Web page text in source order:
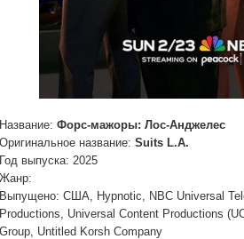
Название: Форс-мажоры: Лос-Анджелес
Оригинальное название: Suits L.A.
Год выпуска: 2025
Жанр:
Выпущено: США, Hypnotic, NBC Universal
Productions, Universal Content Productions
Group, Untitled Korsh Company